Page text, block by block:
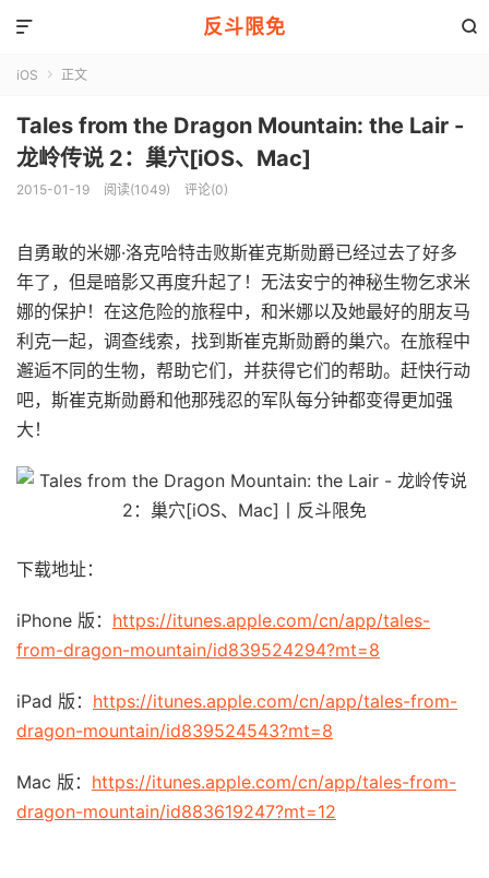
反斗限免 

iOS  正文
Tales from the Dragon Mountain: the Lair -
龙岭传说 2：巢穴[iOS、Mac]
2015-01-19 阅读(1049) 评论(0)
自勇敢的米娜·洛克哈特击败斯崔克斯勋爵已经过去了好多
年了，但是暗影又再度升起了！无法安宁的神秘生物乞求米
娜的保护！在这危险的旅程中，和米娜以及她最好的朋友马
利克一起，调查线索，找到斯崔克斯勋爵的巢穴。在旅程中
邂逅不同的生物，帮助它们，并获得它们的帮助。赶快行动
吧，斯崔克斯勋爵和他那残忍的军队每分钟都变得更加强
大！
下载地址：
iPhone 版： https://itunes.apple.com/cn/app/tales-
from-dragon-mountain/id839524294?mt=8
iPad 版： https://itunes.apple.com/cn/app/tales-from-
dragon-mountain/id839524543?mt=8
Mac 版： https://itunes.apple.com/cn/app/tales-from-
dragon-mountain/id883619247?mt=12